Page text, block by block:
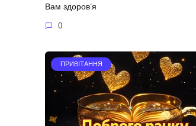
Вам здоров’я
0
ПРИВІТАННЯ